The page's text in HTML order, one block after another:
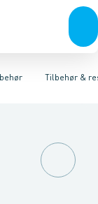
& ventilerAfløb
BrusereTilbehør &
elementer